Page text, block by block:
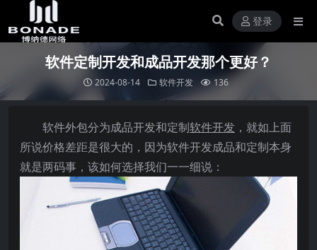
登录
软件定制开发和成品开发那个更好？
2024-08-14 软件开发 136
软件外包分为成品开发和定制软件开发 ，就如上面
所说价格差距是很大的，因为软件开发成品和定制本身
就是两码事，该如何选择我们一一细说：